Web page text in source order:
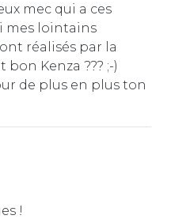
mec qui a ces
mes lointains
réalisés par la
Kenza ??? ;-)
de plus en plus ton
!